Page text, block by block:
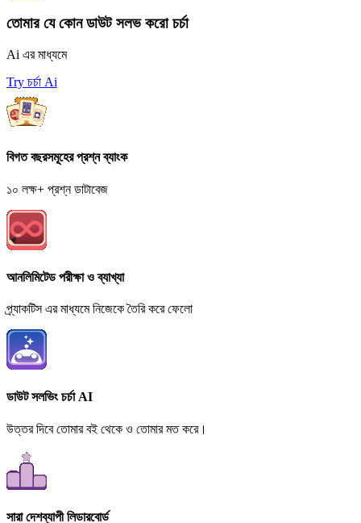
তোমার যে কোন ডাউট সলভ করো চর্চা
Ai এর মাধ্যমে
Try চর্চা Ai
বিগত বছরসমূহের প্রশ্ন ব্যাংক
১০ লক্ষ+ প্রশ্ন ডাটাবেজ
আনলিমিটেড পরীক্ষা ও ব্যাখ্যা
প্র্যাকটিস এর মাধ্যমে নিজেকে তৈরি করে ফেলো
ডাউট সলভিং চর্চা AI
উত্তর দিবে তোমার বই থেকে ও তোমার মত করে।
সারা দেশব্যাপী লিডারবোর্ড